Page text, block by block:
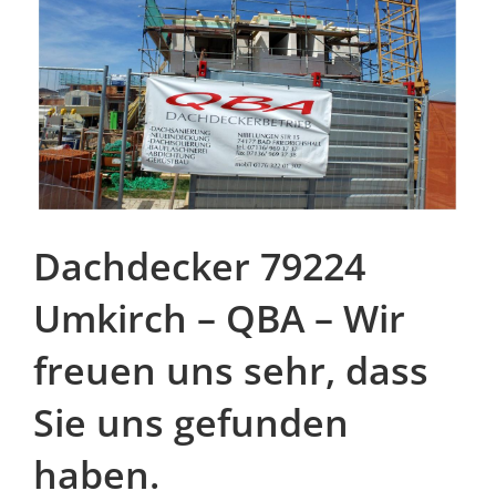
Dachdecker 79224
Umkirch – QBA – Wir
freuen uns sehr, dass
Sie uns gefunden
haben.